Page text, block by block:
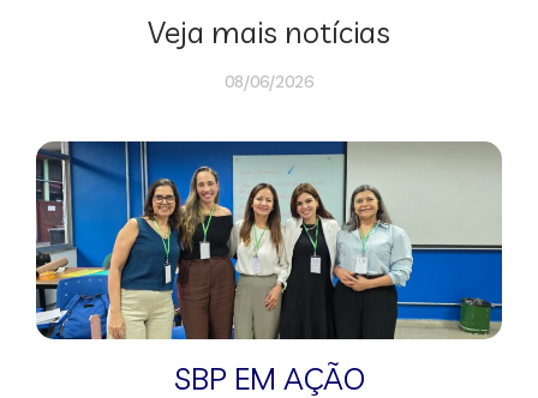
Veja mais notícias
08/06/2026
SBP EM AÇÃO